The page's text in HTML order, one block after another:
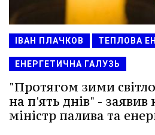
ІВАН ПЛАЧКОВ ТЕПЛОВА
ЕНЕРГЕТИЧНА ГАЛУЗЬ
"Протягом зими
на п'ять днів" -
міністр палива та